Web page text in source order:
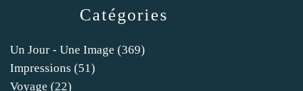
Catégories
Un Jour - Une Image (369)
Impressions (51)
Voyage (22)